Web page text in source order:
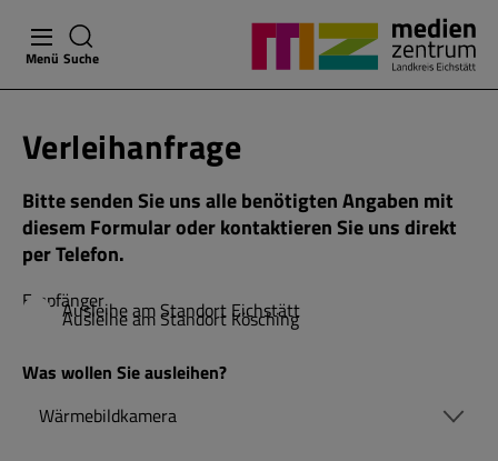
Menü Suche
Verleihanfrage
Bitte senden Sie uns alle benötigten Angaben mit
diesem Formular oder kontaktieren Sie uns direkt
per Telefon.
EmpfängerAusleihe am Standort Eichstätt
Ausleihe am Standort Kösching
Was wollen Sie ausleihen?